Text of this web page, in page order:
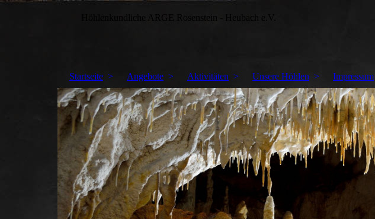
Höhlenkundliche ARGE Rosenstein - Heubach e.V.
Startseite Angebote Aktivitäten Unsere Höhlen Impressum